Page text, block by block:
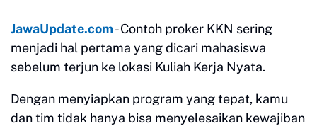
JawaUpdate.com- Contoh proker KKN sering
menjadi hal pertama yang dicari mahasiswa
sebelum terjun ke lokasi Kuliah Kerja Nyata.
Dengan menyiapkan program yang tepat, kamu
dan tim tidak hanya bisa menyelesaikan kewajiban